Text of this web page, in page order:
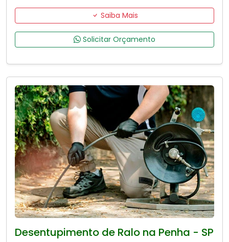
Saiba Mais
Solicitar Orçamento
Desentupimento de Ralo na Penha - SP